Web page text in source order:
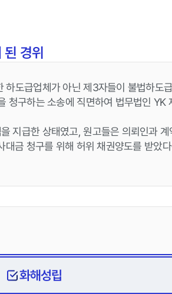
된 경위
하도급업체가 아닌 제3자들이 불법하도
청구하는 소송에 직면하여 법무법인 YK
지급한 상태였고, 원고들은 의뢰인과
금 청구를 위해 허위 채권양도를 받았
화해성립